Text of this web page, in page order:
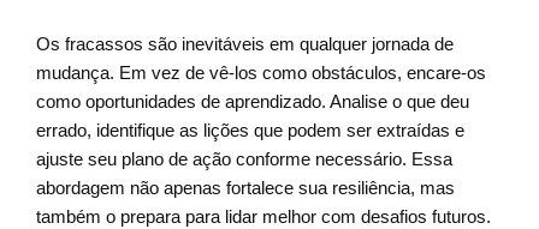
Os fracassos são inevitáveis em qualquer jornada de
mudança. Em vez de vê-los como obstáculos, encare-os
como oportunidades de aprendizado. Analise o que deu
errado, identifique as lições que podem ser extraídas e
ajuste seu plano de ação conforme necessário. Essa
abordagem não apenas fortalece sua resiliência, mas
também o prepara para lidar melhor com desafios futuros.